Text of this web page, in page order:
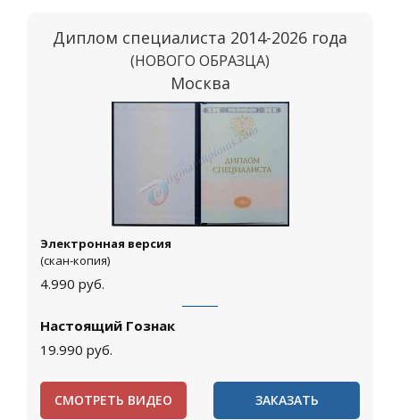
Диплом специалиста 2014-2026 года
(НОВОГО ОБРАЗЦА)
Москва
Электронная версия
(скан-копия)
4.990 руб.
Настоящий Гознак
19.990 руб.
СМОТРЕТЬ ВИДЕО ЗАКАЗАТЬ